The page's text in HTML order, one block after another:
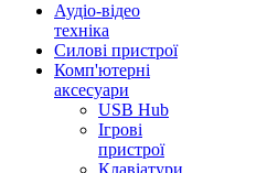
Аудіо-відео
техніка
Силові пристрої
Комп'ютерні
аксесуари
USB Hub
Ігрові
пристрої
Клавіатури